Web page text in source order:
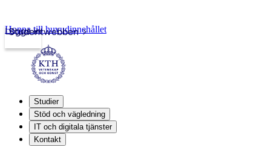
Studentwebben
Logga in
Hoppa till huvudinnehållet
Studier
Stöd och vägledning
IT och digitala tjänster
Kontakt